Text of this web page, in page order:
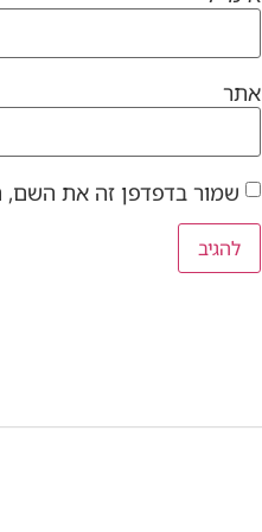
אתר
שמור בדפדפן זה את השם,